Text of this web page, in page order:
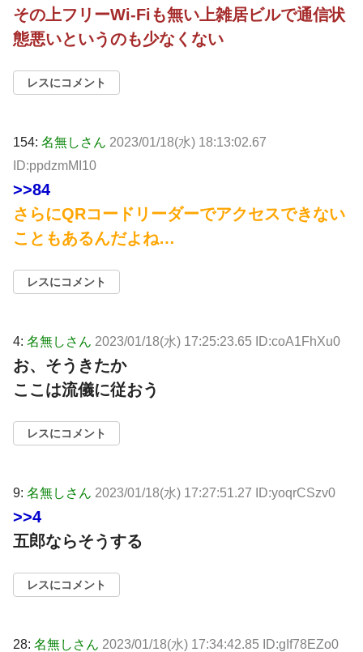
その上フリーWi-Fiも無い上雑居ビルで通信状
態悪いというのも少なくない
レスにコメント
154: 名無しさん 2023/01/18(水) 18:13:02.67
ID:ppdzmMI10
>>84
さらにQRコードリーダーでアクセスできない
こともあるんだよね…
レスにコメント
4: 名無しさん 2023/01/18(水) 17:25:23.65 ID:coA1FhXu0
お、そうきたか
ここは流儀に従おう
レスにコメント
9: 名無しさん 2023/01/18(水) 17:27:51.27 ID:yoqrCSzv0
>>4
五郎ならそうする
レスにコメント
28: 名無しさん 2023/01/18(水) 17:34:42.85 ID:gIf78EZo0